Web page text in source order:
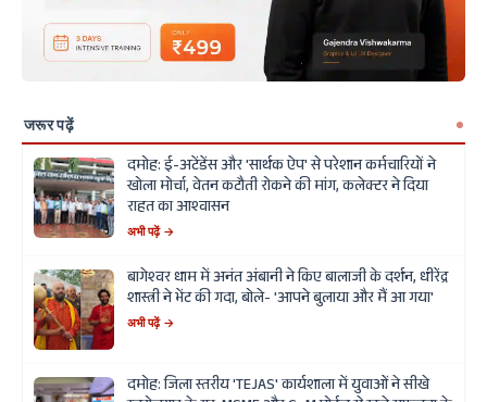
जरूर पढ़ें
दमोह: ई-अटेंडेंस और 'सार्थक ऐप' से परेशान कर्मचारियों ने
खोला मोर्चा, वेतन कटौती रोकने की मांग, कलेक्टर ने दिया
राहत का आश्वासन
अभी पढ़ें →
बागेश्वर धाम में अनंत अंबानी ने किए बालाजी के दर्शन, धीरेंद्र
शास्त्री ने भेंट की गदा, बोले- 'आपने बुलाया और मैं आ गया'
अभी पढ़ें →
दमोह: जिला स्तरीय 'TEJAS' कार्यशाला में युवाओं ने सीखे